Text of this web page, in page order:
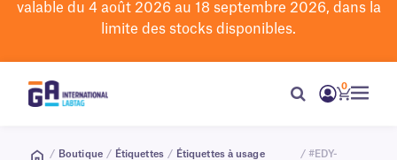
valable du 4 août 2026 au 18 septembre 2026, dans la
limite des stocks disponibles.
0
/ Boutique / Étiquettes / Étiquettes à usage
/ #EDY-